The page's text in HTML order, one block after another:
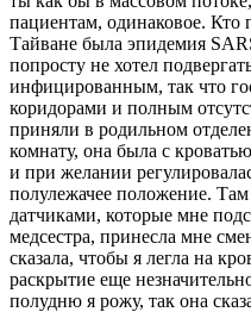
пациентам, одинаковое. Кто
Тайване была эпидемия
попросту не хотел
инфицированным, так что
коридорами и полным
приняли в родильном
комнату, она была с
и при желании
полулежачее положение.
датчиками, которые мне
медсестра, принесла мне
сказала, чтобы я легла на
раскрытие еще
полудню я рожу, так она